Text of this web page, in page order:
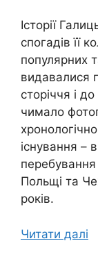
Історії
спогадів її
популярних
видавалися
сторіччя і
чимало
існування –
Польщі та
років.
Читати далі